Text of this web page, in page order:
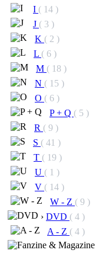
I ( 14 )
J ( 3 )
K ( 2 )
L ( 6 )
M ( 18 )
N ( 15 )
O ( 6 )
P + Q ( 5 )
R ( 9 )
S ( 41 )
T ( 19 )
U ( 1 )
V ( 14 )
W - Z ( 9 )
› DVD ( 4 )
A - Z ( 4 )